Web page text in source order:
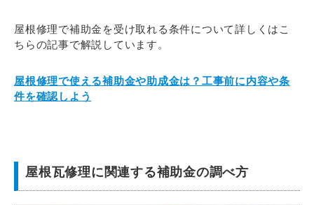
屋根修理で補助金を受け取れる条件について詳しくはこ
ちらの記事で解説しています。
屋根修理で使える補助金や助成金は？工事前に内容や条
件を確認しよう
屋根瓦修理に関連する補助金の調べ方